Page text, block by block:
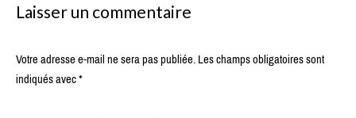
Laisser un commentaire
Votre adresse e-mail ne sera pas publiée.Les champs obligatoires sont
indiqués avec*